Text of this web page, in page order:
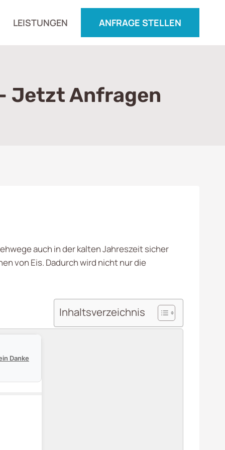
LEISTUNGEN ANFRAGE STELLEN
Jetzt Anfragen
auch in der kalten Jahreszeit sicher
von Eis. Dadurch wird nicht nur die
Inhaltsverzeichnis
Danke